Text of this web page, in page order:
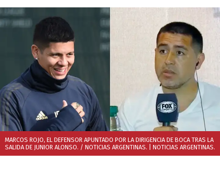
MARCOS ROJO, EL DEFENSOR APUNTADO POR LA DIRIGENCIA DE BOCA TRAS LA
SALIDA DE JUNIOR ALONSO. / NOTICIAS ARGENTINAS. | NOTICIAS ARGENTINAS.